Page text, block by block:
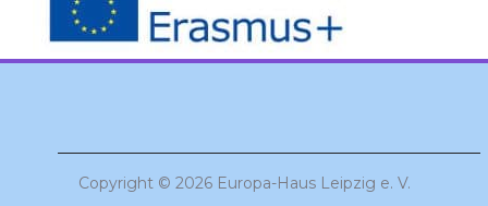
Copyright © 2026 Europa-Haus Leipzig e. V.